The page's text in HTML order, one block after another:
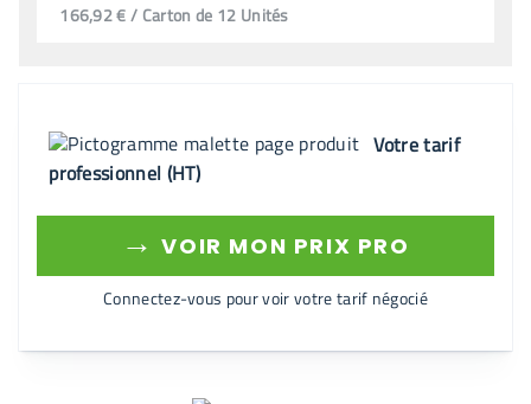
166,92 € / Carton de 12 Unités
Votre tarif
professionnel (HT)
→ VOIR MON PRIX PRO
Connectez-vous pour voir votre tarif négocié